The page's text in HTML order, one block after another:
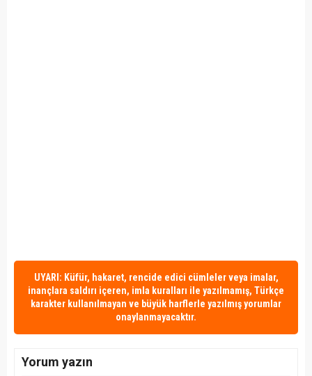
UYARI: Küfür, hakaret, rencide edici cümleler veya imalar,
inançlara saldırı içeren, imla kuralları ile yazılmamış, Türkçe
karakter kullanılmayan ve büyük harflerle yazılmış yorumlar
onaylanmayacaktır.
Yorum yazın